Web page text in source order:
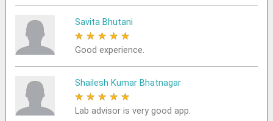
Savita Bhutani
★ ★ ★ ★ ★
Good experience.
Shailesh Kumar Bhatnagar
★ ★ ★ ★ ★
Lab advisor is very good app.